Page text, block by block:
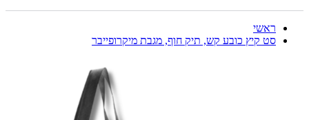
ראשי
סט קיץ כובע קש, תיק חוף, מגבת מיקרופייבר